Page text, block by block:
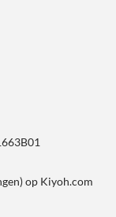
op Kiyoh.com